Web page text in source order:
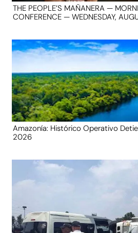
THE PEOPLE’S MAÑANERA —
CONFERENCE — WEDNESDAY,
Amazonía: Histórico Operativo
2026